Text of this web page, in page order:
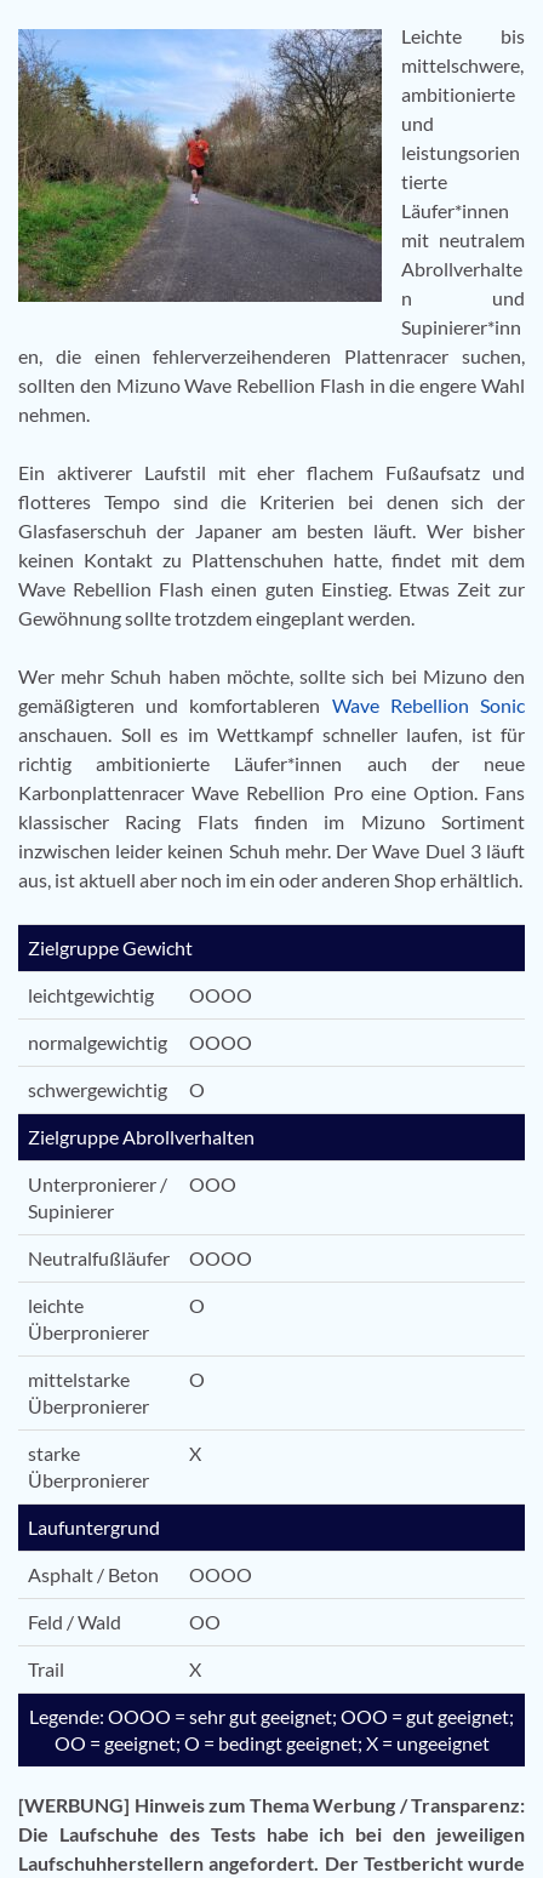
Leichte bis
mittelschwere,
ambitionierte
und
leistungsorien
tierte
Läufer*innen
mit neutralem
Abrollverhalte
n und
Supinierer*inn
en, die einen fehlerverzeihenderen Plattenracer suchen,
sollten den Mizuno Wave Rebellion Flash in die engere Wahl
nehmen.
Ein aktiverer Laufstil mit eher flachem Fußaufsatz und
flotteres Tempo sind die Kriterien bei denen sich der
Glasfaserschuh der Japaner am besten läuft. Wer bisher
keinen Kontakt zu Plattenschuhen hatte, findet mit dem
Wave Rebellion Flash einen guten Einstieg. Etwas Zeit zur
Gewöhnung sollte trotzdem eingeplant werden.
Wer mehr Schuh haben möchte, sollte sich bei Mizuno den
gemäßigteren und komfortableren Wave Rebellion Sonic
anschauen. Soll es im Wettkampf schneller laufen, ist für
richtig ambitionierte Läufer*innen auch der neue
Karbonplattenracer Wave Rebellion Pro eine Option. Fans
klassischer Racing Flats finden im Mizuno Sortiment
inzwischen leider keinen Schuh mehr. Der Wave Duel 3 läuft
aus, ist aktuell aber noch im ein oder anderen Shop erhältlich.
Zielgruppe Gewicht
leichtgewichtig OOOO
normalgewichtig OOOO
schwergewichtig O
Zielgruppe Abrollverhalten
Unterpronierer /
Supinierer
OOO
Neutralfußläufer OOOO
leichte
Überpronierer
O
mittelstarke
Überpronierer
O
starke
Überpronierer
X
Laufuntergrund
Asphalt / Beton OOOO
Feld / Wald OO
Trail X
Legende: OOOO = sehr gut geeignet; OOO = gut geeignet;
OO = geeignet; O = bedingt geeignet; X = ungeeignet
[WERBUNG] Hinweis zum Thema Werbung / Transparenz:
Die Laufschuhe des Tests habe ich bei den jeweiligen
Laufschuhherstellern angefordert. Der Testbericht wurde